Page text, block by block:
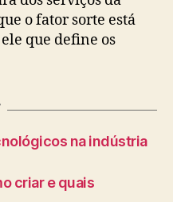
o fator sorte está
que define os
na indústria
criar e quais